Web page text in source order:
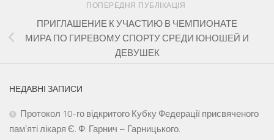
ПОПЕРЕДНЯ ПУБЛІКАЦІЯ
ПРИГЛАШЕНИЕ К УЧАСТИЮ В ЧЕМПИОНАТЕ
МИРА ПО ГИРЕВОМУ СПОРТУ СРЕДИ ЮНОШЕЙ И
ДЕВУШЕК
НЕДАВНІ ЗАПИСИ
Протокол 10-го відкритого Кубку Федерації присвяченого
памʼяті лікаря Є. Ф. Гарнич – Гарницького.